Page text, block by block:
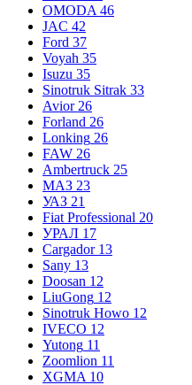
OMODA 46
JAC 42
Ford 37
Voyah 35
Isuzu 35
Sinotruk Sitrak 33
Avior 26
Forland 26
Lonking 26
FAW 26
Ambertruck 25
МАЗ 23
УАЗ 21
Fiat Professional 20
УРАЛ 17
Cargador 13
Sany 13
Doosan 12
LiuGong 12
Sinotruk Howo 12
IVECO 12
Yutong 11
Zoomlion 11
XGMA 10